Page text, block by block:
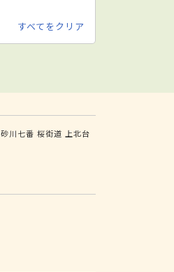
すべてをクリア
砂川七番 桜街道 上北台